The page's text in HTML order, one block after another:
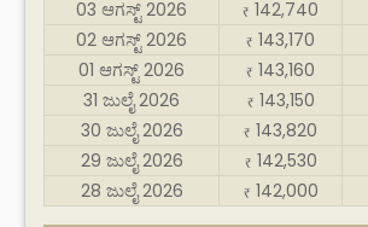
03 ಆಗಸ್ಟ್ 2026
₹ 142,740
02 ಆಗಸ್ಟ್ 2026
₹ 143,170
01 ಆಗಸ್ಟ್ 2026
₹ 143,160
31 ಜುಲೈ 2026
₹ 143,150
30 ಜುಲೈ 2026
₹ 143,820
29 ಜುಲೈ 2026
₹ 142,530
28 ಜುಲೈ 2026
₹ 142,000